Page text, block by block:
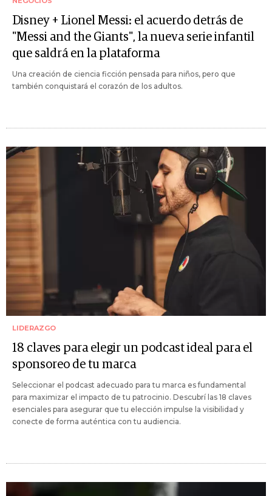
Disney + Lionel Messi: el acuerdo detrás de
"Messi and the Giants", la nueva serie infantil
que saldrá en la plataforma
Una creación de ciencia ficción pensada para niños, pero que
también conquistará el corazón de los adultos.
LIDERAZGO
18 claves para elegir un podcast ideal para el
sponsoreo de tu marca
Seleccionar el podcast adecuado para tu marca es fundamental
para maximizar el impacto de tu patrocinio. Descubrí las 18 claves
esenciales para asegurar que tu elección impulse la visibilidad y
conecte de forma auténtica con tu audiencia.